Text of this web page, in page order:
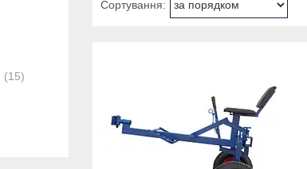
15